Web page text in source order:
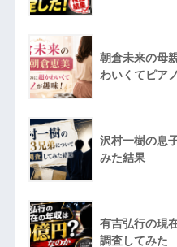
朝倉未来の母
わいくてピア
沢村一樹の息
みた結果
有吉弘行の現
調査してみた